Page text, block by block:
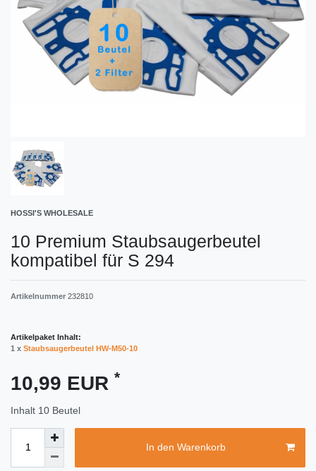
HOSSI'S WHOLESALE
10 Premium Staubsaugerbeutel
kompatibel für S 294
Artikelnummer 232810
Artikelpaket Inhalt:
1 x Staubsaugerbeutel HW-M50-10
10,99 EUR *
Inhalt 10 Beutel
In den Warenkorb